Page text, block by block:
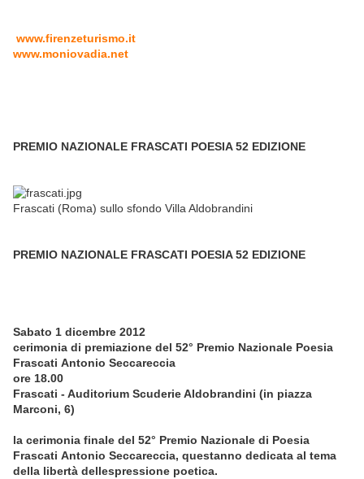
www.firenzeturismo.it
www.moniovadia.net
PREMIO NAZIONALE FRASCATI POESIA 52 EDIZIONE
Frascati (Roma) sullo sfondo Villa Aldobrandini
PREMIO NAZIONALE FRASCATI POESIA 52 EDIZIONE
Sabato 1 dicembre 2012
cerimonia di premiazione del 52° Premio Nazionale Poesia
Frascati Antonio Seccareccia
ore 18.00
Frascati - Auditorium Scuderie Aldobrandini (in piazza
Marconi, 6)
la cerimonia finale del 52° Premio Nazionale di Poesia
Frascati Antonio Seccareccia, questanno dedicata al tema
della libertà dellespressione poetica.